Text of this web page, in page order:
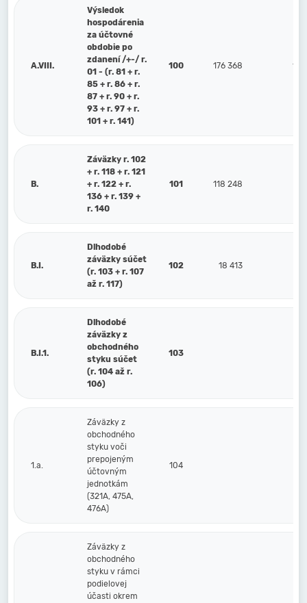
A.VIII.
Výsledok
hospodárenia
za účtovné
obdobie po
zdanení /+-/ r.
01 - (r. 81 + r.
85 + r. 86 + r.
87 + r. 90 + r.
93 + r. 97 + r.
101 + r. 141)
100 176 368
B.
Záväzky r. 102
+ r. 118 + r. 121
+ r. 122 + r.
136 + r. 139 +
r. 140
101 118 248
B.I.
Dlhodobé
záväzky súčet
(r. 103 + r. 107
až r. 117)
102 18 413
B.I.1.
Dlhodobé
záväzky z
obchodného
styku súčet
(r. 104 až r.
106)
103
1.a.
Záväzky z
obchodného
styku voči
prepojeným
účtovným
jednotkám
(321A, 475A,
476A)
104
Záväzky z
obchodného
styku v rámci
podielovej
účasti okrem